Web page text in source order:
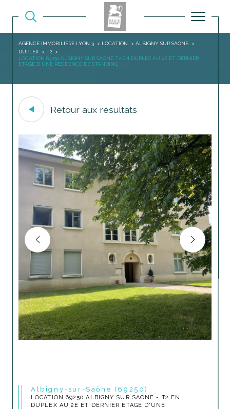
AGENCE IMMOBILIÈRE LYON 3 LOCATION
ALBIGNY SUR SAONE
DUPLEX
T2
LOCATION 69250 ALBIGNY SUR SAONE T2 EN DUPLEX AU 2E ET DERNIER
ETAGE D UNE RESIDENCE DE STANDING
Retour aux résultats
Albigny-sur-Saône (69250)
LOCATION 69250 ALBIGNY SUR SAONE - T2 EN
DUPLEX AU 2E ET DERNIER ETAGE D'UNE